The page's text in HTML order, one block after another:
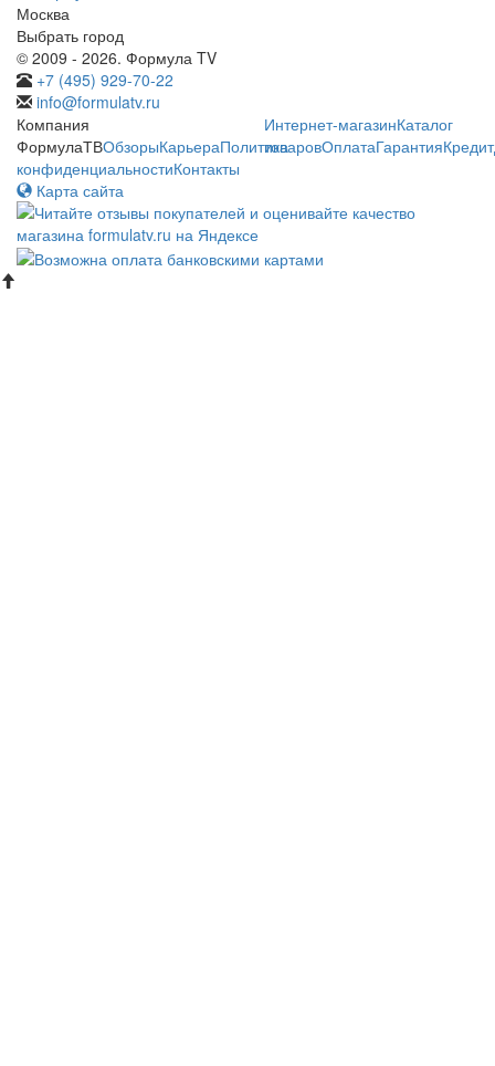
Москва
Выбрать город
© 2009 - 2026. Формула TV
+7 (495) 929-70-22
info@formulatv.ru
Компания
ФормулаТВОбзорыКарьераПолитика
конфиденциальностиКонтакты
Интернет-магазинКаталог
товаровОплатаГарантияКредит
Карта сайта